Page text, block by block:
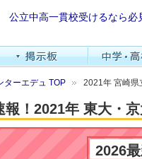
公立中高一貫校受けるなら必
ターエデュ TOP 2021年 宮崎県
報！2021年 東大・
2026